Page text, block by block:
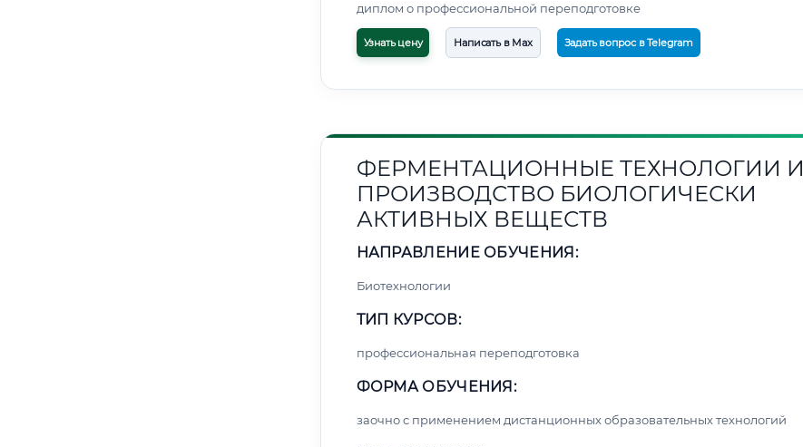
диплом о профессиональной переподготовке
Узнать цену Написать в Max Задать вопрос в Telegram
ФЕРМЕНТАЦИОННЫЕ ТЕХНОЛОГИИ И
ПРОИЗВОДСТВО БИОЛОГИЧЕСКИ
АКТИВНЫХ ВЕЩЕСТВ
НАПРАВЛЕНИЕ ОБУЧЕНИЯ:
Биотехнологии
ТИП КУРСОВ:
профессиональная переподготовка
ФОРМА ОБУЧЕНИЯ:
заочно с применением дистанционных образовательных технологий